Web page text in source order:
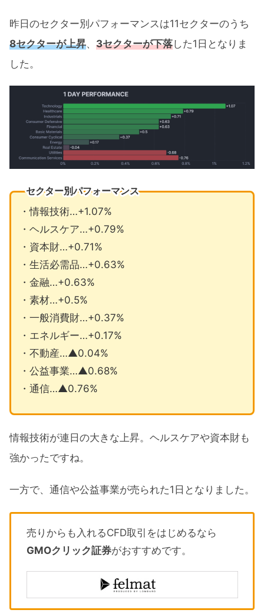
昨日のセクター別パフォーマンスは11セクターのうち
8セクターが上昇、 3セクターが下落した1日となりま
した。
セクター別パフォーマンス
・情報技術…+1.07%
・ヘルスケア…+0.79%
・資本財…+0.71%
・生活必需品…+0.63%
・金融…+0.63%
・素材…+0.5%
・一般消費財…+0.37%
・エネルギー…+0.17%
・不動産…▲0.04%
・公益事業…▲0.68%
・通信…▲0.76%
情報技術が連日の大きな上昇。ヘルスケアや資本財も
強かったですね。
一方で、通信や公益事業が売られた1日となりました。
売りからも入れるCFD取引をはじめるなら
GMOクリック証券がおすすめです。